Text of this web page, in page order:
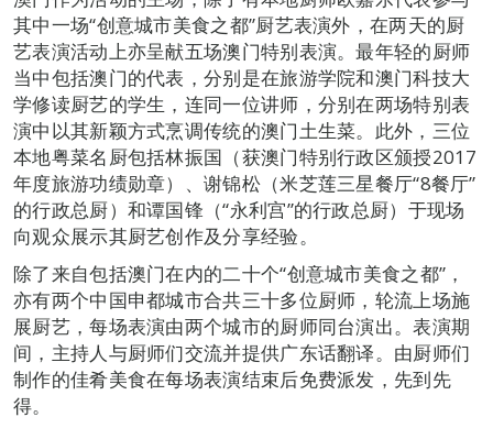
其中一场“创意城市美食之都”厨艺表演外，在两天的厨
艺表演活动上亦呈献五场澳门特别表演。最年轻的厨师
当中包括澳门的代表，分别是在旅游学院和澳门科技大
学修读厨艺的学生，连同一位讲师，分别在两场特别表
演中以其新颖方式烹调传统的澳门土生菜。此外，三位
本地粤菜名厨包括林振国（获澳门特别行政区颁授2017
年度旅游功绩勋章）、谢锦松（米芝莲三星餐厅“8餐厅”
的行政总厨）和谭国锋（“永利宫”的行政总厨）于现场
向观众展示其厨艺创作及分享经验。
除了来自包括澳门在内的二十个“创意城市美食之都”，
亦有两个中国申都城市合共三十多位厨师，轮流上场施
展厨艺，每场表演由两个城市的厨师同台演出。表演期
间，主持人与厨师们交流并提供广东话翻译。由厨师们
制作的佳肴美食在每场表演结束后免费派发，先到先
得。